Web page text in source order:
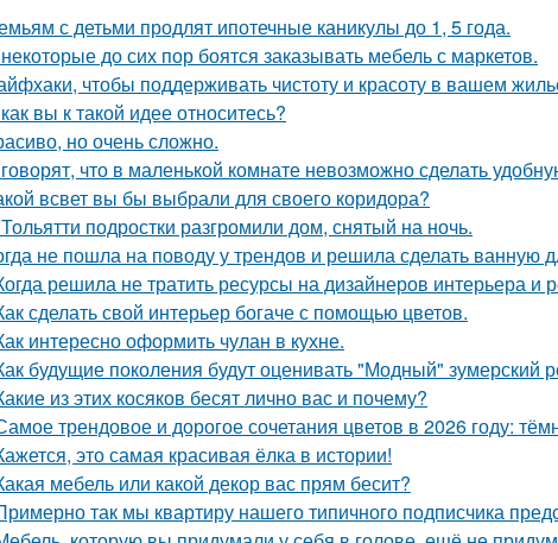
с детьми продлят ипотечные каникулы до 1, 5 года.
до сих пор боятся заказывать мебель с маркетов.
чтобы поддерживать чистоту и красоту в вашем
вы к такой идее относитесь?
но очень сложно.
что в маленькой комнате невозможно сделать
всвет вы бы выбрали для своего коридора?
подростки разгромили дом, снятый на ночь.
не пошла на поводу у трендов и решила сделать ванную
решила не тратить ресурсы на дизайнеров интерьера и
сделать свой интерьер богаче с помощью цветов.
интересно оформить чулан в кухне.
будущие поколения будут оценивать "Модный" зумерский
из этих косяков бесят лично вас и почему?
трендовое и дорогое сочетания цветов в 2026 году:
это самая красивая ёлка в истории!
мебель или какой декор вас прям бесит?
так мы квартиру нашего типичного подписчика